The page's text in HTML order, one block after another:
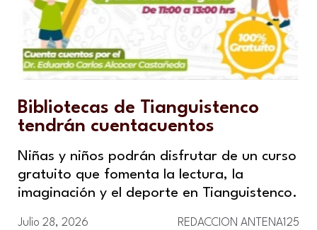
Bibliotecas de Tianguistenco
tendrán cuentacuentos
Niñas y niños podrán disfrutar de un curso
gratuito que fomenta la lectura, la
imaginación y el deporte en Tianguistenco.
Julio 28, 2026 REDACCION ANTENA125